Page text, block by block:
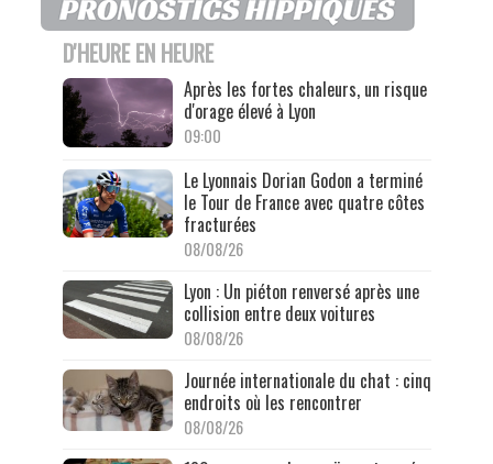
D'HEURE EN HEURE
Après les fortes chaleurs, un risque
d'orage élevé à Lyon
09:00
Le Lyonnais Dorian Godon a terminé
le Tour de France avec quatre côtes
fracturées
08/08/26
Lyon : Un piéton renversé après une
collision entre deux voitures
08/08/26
Journée internationale du chat : cinq
endroits où les rencontrer
08/08/26